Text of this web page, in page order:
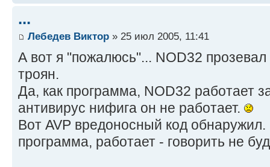
...
Лебедев Виктор » 25 июл 2005, 11:41
А вот я "пожалюсь"... NOD32
троян.
Да, как программа, NOD32 работает
антивирус нифига он не работает.
Вот AVP вредоносный код обнаружил.
программа, работает - говорить не